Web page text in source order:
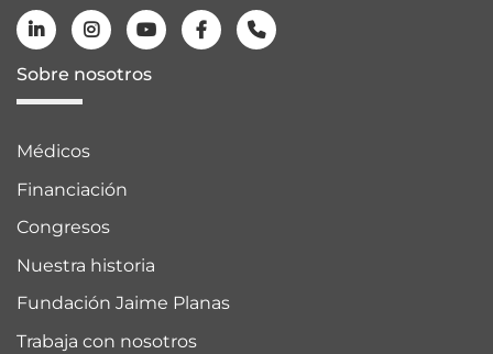
Sobre nosotros
Médicos
Financiación
Congresos
Nuestra historia
Fundación Jaime Planas
Trabaja con nosotros